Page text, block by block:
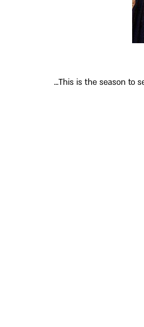
This is the season to